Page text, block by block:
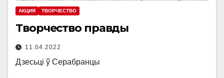
АКЦИЯ ТВОРЧЕСТВО
Творчество правды
11.04.2022
Дзесьці ў Серабранцы